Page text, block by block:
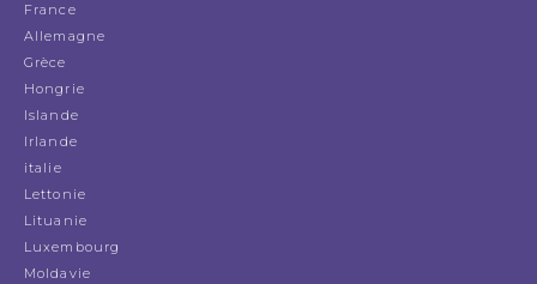
France
Allemagne
Grèce
Hongrie
Islande
Irlande
italie
Lettonie
Lituanie
Luxembourg
Moldavie